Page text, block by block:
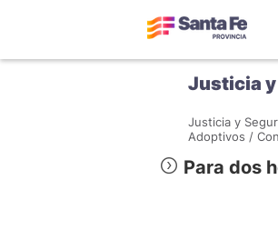
Justicia
Justicia y
Adoptivos /
Para dos